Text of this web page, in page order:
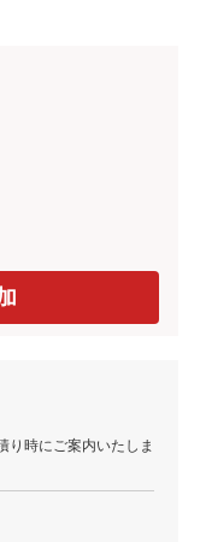
り時にご案内いたしま